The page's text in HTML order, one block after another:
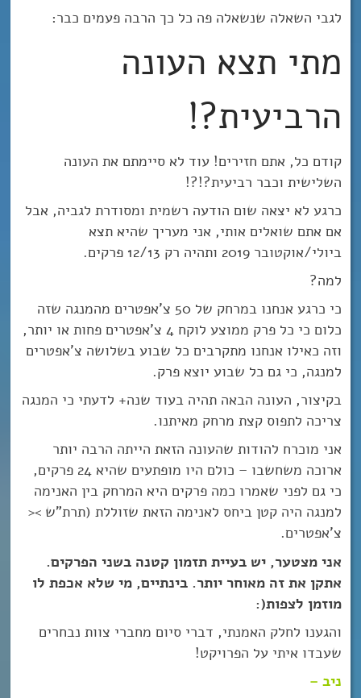
לגבי השאלה שנשאלה פה כל כך הרבה פעמים כבר:
מתי תצא העונה
הרביעית?!
קודם כל, אתם חזירים! עוד לא סיימתם את העונה
השלישית וכבר רביעית?!?!
כרגע לא יצאה שום הודעה רשמית ומסודרת לגביה, אבל
אם אתם שואלים אותי, אני מעריך שהיא תצא
ביולי/אוקטובר 2019 ותהיה רק 12/13 פרקים.
למה?
כי כרגע אנחנו במרחק של 50 צ’אפטרים מהמנגה שזה
כלום כי כל פרק ממוצע לוקח 4 צ’אפטרים פחות או יותר,
וזה כאילו אנחנו מתקרבים כל שבוע בשלושה צ’אפטרים
למנגה, כי גם כל שבוע יוצא פרק.
בקיצור, העונה הבאה תהיה בעוד שנה+ לדעתי כי המנגה
צריכה לתפוס קצת מרחק מאיתנו.
אני מוכרח להודות שהעונה הזאת הייתה הרבה יותר
ארוכה משחשבו – כולם היו מופתעים שהיא 24 פרקים,
כי גם לפני שאמרו כמה פרקים היא המרחק בין האנימה
למנגה היה קטן ביחס לאנימה הזאת שזוללת (תרת”ש ><
צ’אפטרים.
אני מצטער, יש בעיית תזמון קטנה בשני הפרקים.
אתקן את זה מאוחר יותר. בינתיים, מי שלא אכפת לו
מוזמן לצפות(:
והגענו לחלק האמנתי, דברי סיום מחברי צוות נבחרים
שעבדו איתי על הפרויקט!
ניב –